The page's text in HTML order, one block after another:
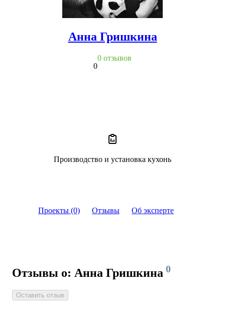
Проекты (0) Отзывы Об эксперте
Отзывы о: Анна Гришкина 0
Оставить отзыв
Анна Гришкина
0
0 отзывов
Производство и установка кухонь